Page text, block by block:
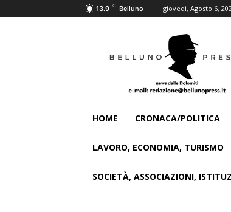
13.9 C Belluno giovedì, Agosto 6,
HOME CRONACA/POLITICA
LAVORO, ECONOMIA, TURISMO
SOCIETÀ, ASSOCIAZIONI,